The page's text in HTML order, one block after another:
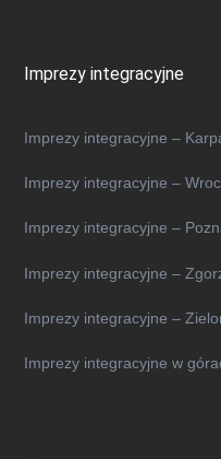
Imprezy integracyjne
Imprezy integracyjne –
Imprezy integracyjne –
Imprezy integracyjne –
Imprezy integracyjne –
Imprezy integracyjne –
Imprezy integracyjne w